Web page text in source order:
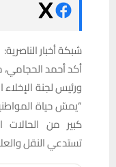
شبكة أخبار الناصرية:
أكد أحمد
ورئيس لجنة
“يمسّ حياة
كبير من الحالات
تستدعي النقل